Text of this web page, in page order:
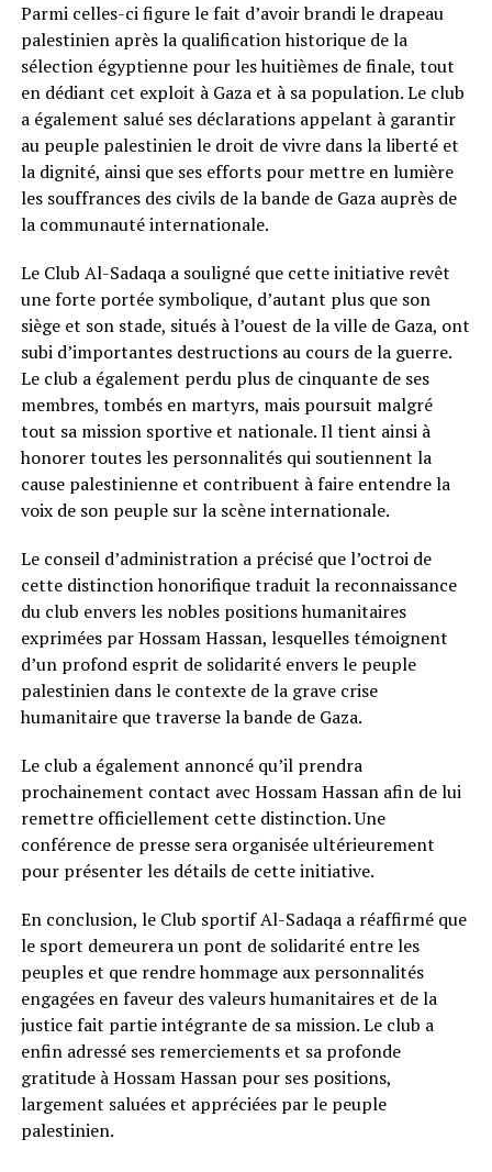
Parmi celles-ci figure le fait d’avoir brandi le drapeau
palestinien après la qualification historique de la
sélection égyptienne pour les huitièmes de finale, tout
en dédiant cet exploit à Gaza et à sa population. Le club
a également salué ses déclarations appelant à garantir
au peuple palestinien le droit de vivre dans la liberté et
la dignité, ainsi que ses efforts pour mettre en lumière
les souffrances des civils de la bande de Gaza auprès de
la communauté internationale.
Le Club Al-Sadaqa a souligné que cette initiative revêt
une forte portée symbolique, d’autant plus que son
siège et son stade, situés à l’ouest de la ville de Gaza, ont
subi d’importantes destructions au cours de la guerre.
Le club a également perdu plus de cinquante de ses
membres, tombés en martyrs, mais poursuit malgré
tout sa mission sportive et nationale. Il tient ainsi à
honorer toutes les personnalités qui soutiennent la
cause palestinienne et contribuent à faire entendre la
voix de son peuple sur la scène internationale.
Le conseil d’administration a précisé que l’octroi de
cette distinction honorifique traduit la reconnaissance
du club envers les nobles positions humanitaires
exprimées par Hossam Hassan, lesquelles témoignent
d’un profond esprit de solidarité envers le peuple
palestinien dans le contexte de la grave crise
humanitaire que traverse la bande de Gaza.
Le club a également annoncé qu’il prendra
prochainement contact avec Hossam Hassan afin de lui
remettre officiellement cette distinction. Une
conférence de presse sera organisée ultérieurement
pour présenter les détails de cette initiative.
En conclusion, le Club sportif Al-Sadaqa a réaffirmé que
le sport demeurera un pont de solidarité entre les
peuples et que rendre hommage aux personnalités
engagées en faveur des valeurs humanitaires et de la
justice fait partie intégrante de sa mission. Le club a
enfin adressé ses remerciements et sa profonde
gratitude à Hossam Hassan pour ses positions,
largement saluées et appréciées par le peuple
palestinien.